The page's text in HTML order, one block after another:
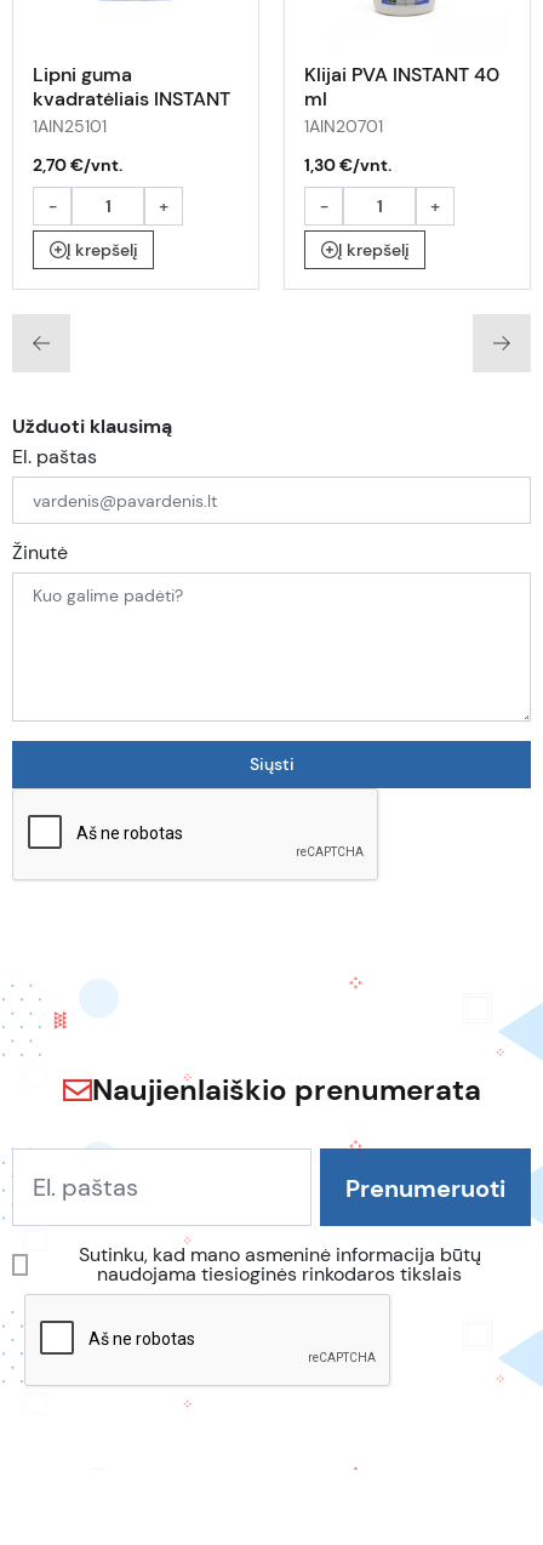
Lipni guma
kvadratėliais INSTANT
Classic 50 g
1AIN25101
2,70 €/vnt.
-
+
Į krepšelį
Klijai PVA INSTANT 40
ml
1AIN20701
1,30 €/vnt.
-
+
Į krepšelį
Užduoti klausimą
El. paštas
Žinutė
Naujienlaiškio prenumerata
Sutinku, kad mano asmeninė informacija būtų
naudojama tiesioginės rinkodaros tikslais